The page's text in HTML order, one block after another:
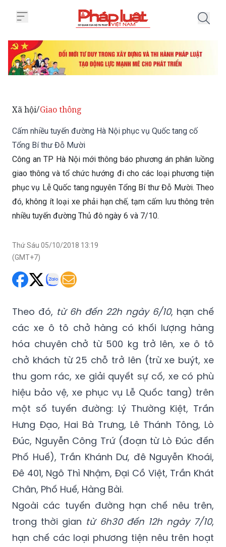
Xã hội/Giao thông
Cấm nhiều tuyến đường Hà Nội phục vụ Quốc tang cố
Tổng Bí thư Đỗ Mười
Công an TP Hà Nội mới thông báo phương án phân luồng
giao thông và tổ chức hướng đi cho các loại phương tiện
phục vụ Lễ Quốc tang nguyên Tổng Bí thư Đỗ Mười. Theo
đó, không ít loại xe phải hạn chế, tạm cấm lưu thông trên
nhiều tuyến đường Thủ đô ngày 6 và 7/10.
Thứ Sáu 05/10/2018 13:19
(GMT+7)
Theo đó, từ 6h đến 22h ngày 6/10, hạn chế
các xe ô tô chở hàng có khối lượng hàng
hóa chuyên chở từ 500 kg trở lên, xe ô tô
chở khách từ 25 chỗ trở lên (trừ xe buýt, xe
thu gom rác, xe giải quyết sự cố, xe có phù
hiệu bảo vệ, xe phục vụ Lễ Quốc tang) trên
một số tuyến đường: Lý Thường Kiệt, Trần
Hưng Đạo, Hai Bà Trưng, Lê Thánh Tông, Lò
Đúc, Nguyễn Công Trứ (đoạn từ Lò Đúc đến
Phố Huế), Trần Khánh Dư, đê Nguyễn Khoái,
Đê 401, Ngô Thì Nhậm, Đại Cồ Việt, Trần Khát
Chân, Phố Huế, Hàng Bài.
Ngoài các tuyến đường hạn chế nêu trên,
trong thời gian từ 6h30 đến 12h ngày 7/10,
hạn chế các loại phương tiện nêu trên hoạt